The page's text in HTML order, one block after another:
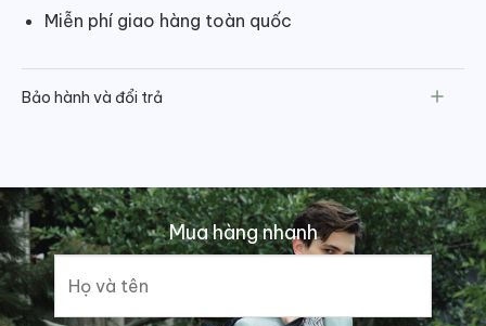
Miễn phí giao hàng toàn quốc
Bảo hành và đổi trả
Mua hàng nhanh